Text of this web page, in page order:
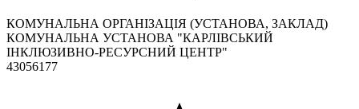
КОМУНАЛЬНА ОРГАНІЗАЦІЯ (УСТАНОВА, ЗАКЛАД)
КОМУНАЛЬНА УСТАНОВА "КАРЛІВСЬКИЙ
ІНКЛЮЗИВНО-РЕСУРСНИЙ ЦЕНТР"
43056177